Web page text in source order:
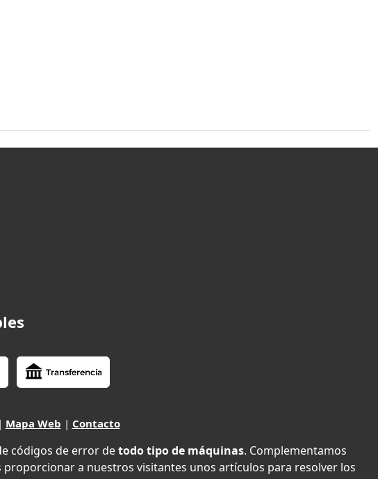
Mapa Web | Contacto
códigos de error detodo tipo de máquinas. Complementamos
a nuestros visitantes unos artículos para resolver los